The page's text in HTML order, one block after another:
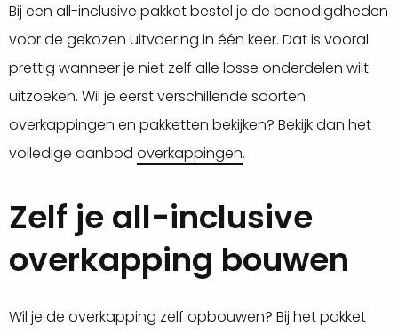
Bij een all-inclusive pakket bestel je de benodigdheden
voor de gekozen uitvoering in één keer. Dat is vooral
prettig wanneer je niet zelf alle losse onderdelen wilt
uitzoeken. Wil je eerst verschillende soorten
overkappingen en pakketten bekijken? Bekijk dan het
volledige aanbod overkappingen.
Zelf je all-inclusive
overkapping bouwen
Wil je de overkapping zelf opbouwen? Bij het pakket